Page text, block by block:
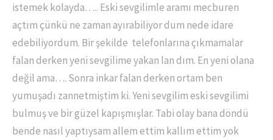
istemek kolayda….. Eski sevgilimle aramı mecburen
açtım çünkü ne zaman ayırabiliyor dum nede idare
edebiliyordum. Bir şekilde telefonlarına çıkmamalar
falan derken yeni sevgilime yakan lan dım. En yeni olana
değil ama…. Sonra inkar falan derken ortam ben
yumuşadı zannetmiştim ki. Yeni sevgilim eski sevgilimi
bulmuş ve bir güzel kapışmışlar. Tabi olay bana döndü
bende nasıl yaptıysam allem ettim kallım ettim yok